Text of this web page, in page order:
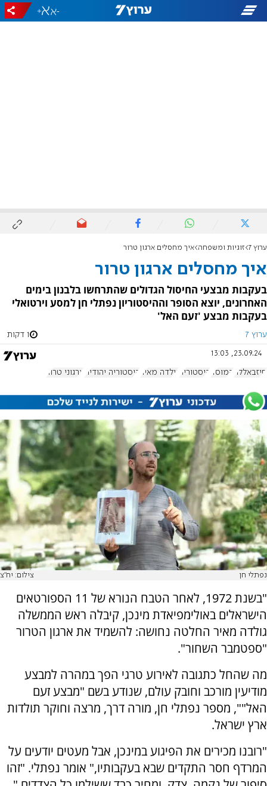
-
+
ערוץ 7 זוגיות ומשפחה איך מחסלים ארגון טרור
איך מחסלים ארגון טרור
בעקבות מבצעי החיסול הגדולים שהתרחשו בלבנון בימים
האחרונים, יוצא הסופר וההיסטוריון נפתלי חן למסע וירטואלי
בעקבות מבצע 'זעם האל'
ערוץ 7 1 דקות
23.09.24, 13:03
חיזבאללה המוסד היסטוריה גולדה מאיר היסטוריה יהודית ארגוני טרור
נפתלי חן צילום: יח"צ
"בשנת 1972, לאחר הטבח הנורא של 11 הספורטאים
הישראלים באולימפיאדת מינכן, קיבלה ראש הממשלה
גולדה מאיר החלטה נחושה: להשמיד את ארגון הטרור
"ספטמבר השחור".
מה שהחל כתגובה לאירוע טרגי הפך במהרה למבצע
מודיעין מורכב וחובק עולם, שנודע בשם "מבצע זעם
האל"", מספר נפתלי חן, מורה דרך, מרצה וחוקר תולדות
ארץ ישראל.
"רובנו מכירים את הפיגוע במינכן, אבל מעטים יודעים על
המרדף חסר התקדים שבא בעקבותיו," אומר נפתלי. "זהו